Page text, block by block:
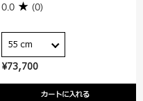
¥73,700
カートに入れる
0.0 (0)
55 cm